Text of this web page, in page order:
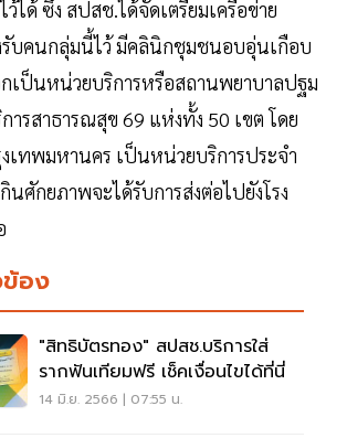
ได้ ซึ่ง สปสช.ได้จัดเตรียมเครือข่าย
รับคนกลุ่มนี้ไว้ มีคลินิกชุมชนอบอุ่นเกือบ
เป็นหน่วยบริการหรือสถานพยาบาลปฐม
รสาธารณสุข 69 แห่งทั้ง 50 เขต โดย
เทพมหานคร เป็นหน่วยบริการประจำ
นศักยภาพจะได้รับการส่งต่อไปยังโรง
ข้อง
"สิทธิบัตรทอง" สปสช.บริการใส่
รากฟันเทียมฟรี เช็คเงื่อนไขได้ที่นี่
14 มิ.ย. 2566 | 07:55 น.